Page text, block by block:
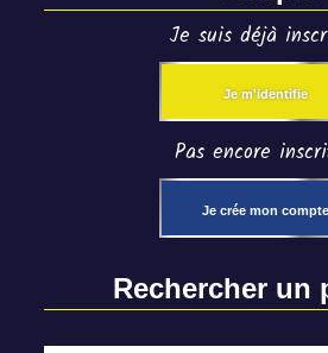
Je suis déjà
Je m'identifie
Pas encore
Je crée mon compte
Rechercher un